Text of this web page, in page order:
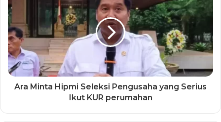
Ara Minta Hipmi Seleksi Pengusaha yang Serius
Ikut KUR perumahan